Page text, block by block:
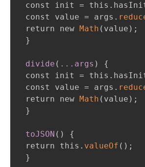
const init =
const value = args.
return new Math ( value ) ;
}
divide ( .. .args )
{
const init =
const value = args.
return new Math ( value ) ;
}
toJSON ( )
{
return this. valueOf ( ) ;
}